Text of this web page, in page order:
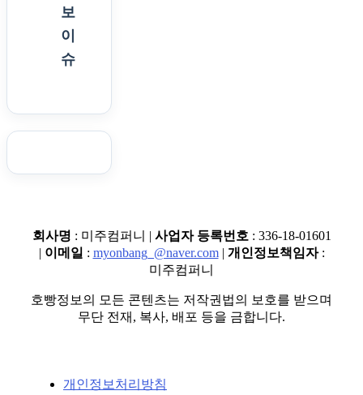
보
이
슈
회사명 : 미주컴퍼니 | 사업자 등록번호 : 336-18-01601
| 이메일 : myonbang_@naver.com| 개인정보책임자:
미주컴퍼니
호빵정보의 모든 콘텐츠는 저작권법의 보호를 받으며
무단 전재, 복사, 배포 등을 금합니다.
개인정보처리방침